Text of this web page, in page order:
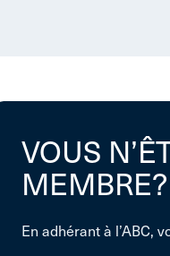
VOUS
MEMBRE?
En adhérant à l’ABC,